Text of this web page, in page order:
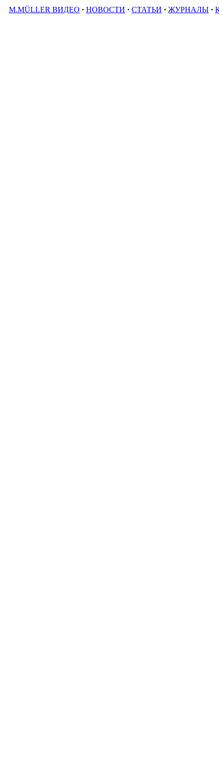
M.MÜLLER ВИДЕО · НОВОСТИ · СТАТЬИ · ЖУРНАЛЫ ·